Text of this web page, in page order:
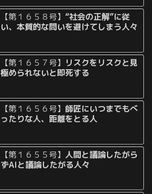
【第１６５８号】“社会の正解”に従
い、本質的な問いを避けてしまう人々
【第１６５７号】 リスクをリスクと見
極められないと即死する
【第１６５６号】 師匠にいつまでもべ
ったりな人、距離をとる人
【第１６５５号】人間と議論したがら
ずAIと議論したがる人々